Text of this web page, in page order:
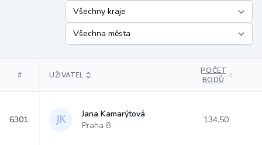
# UŽIVATEL
POČET
BODŮ
6301.
Jana Kamarýtová
Praha 8
134.50